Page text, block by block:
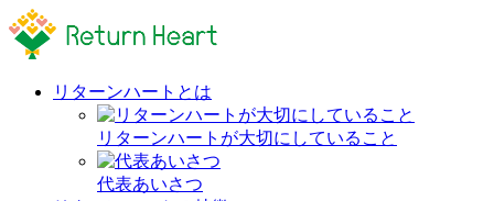
リターンハートとは
リターンハートが大切にしていること
代表あいさつ